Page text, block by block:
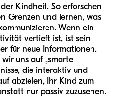
Kindheit. So erforschen
Grenzen und lernen, was
Wenn ein
vertieft ist, ist sein
für neue Informationen.
uns auf „smarte
die interaktiv und
abzielen, Ihr Kind zum
nur passiv zuzusehen.